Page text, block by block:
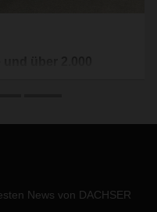
Verteilerverkehr
Doch ist das
News von DACHSER